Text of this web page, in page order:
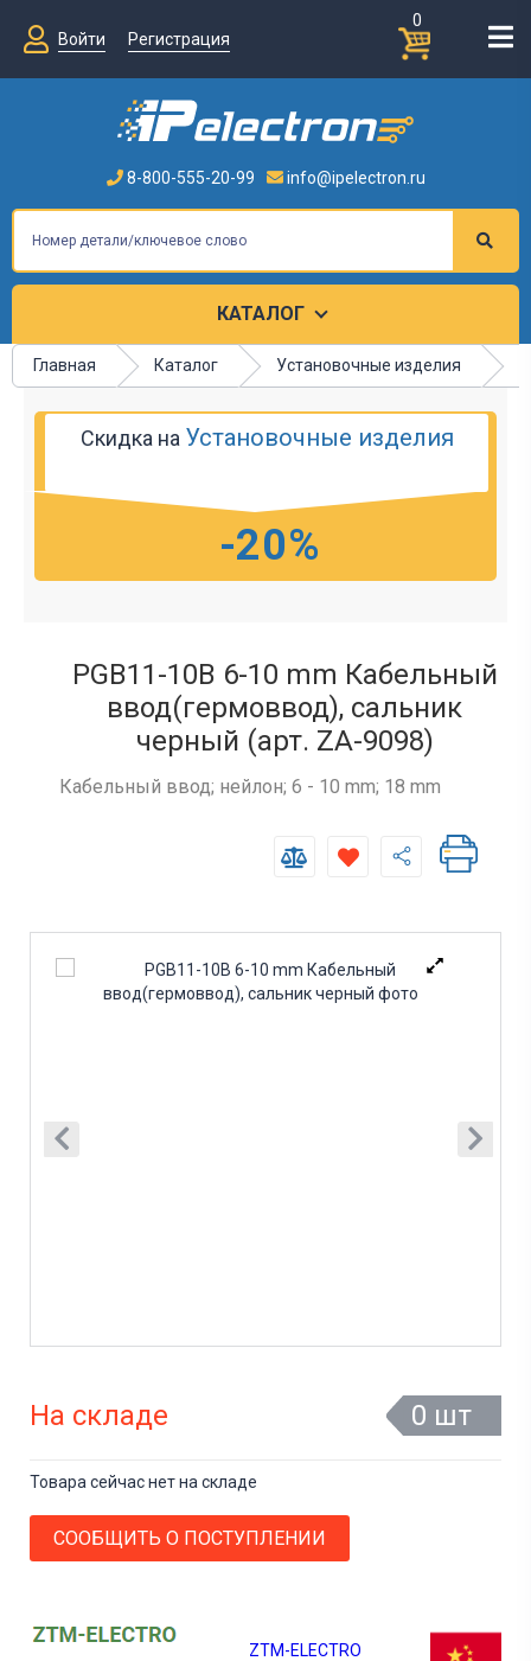
0
Войти
Регистрация
8-800-555-20-99 info@ipelectron.ru
КАТАЛОГ
Главная Каталог Установочные изделия
Скидка на Установочные изделия
-20%
PGB11-10B 6-10 mm Кабельный
ввод(гермоввод), сальник
черный (арт. ZA-9098)
Кабельный ввод; нейлон; 6 - 10 mm; 18 mm
ZTM-ELECTRO
На складе 0 шт
Товара сейчас нет на складе
СООБЩИТЬ О ПОСТУПЛЕНИИ